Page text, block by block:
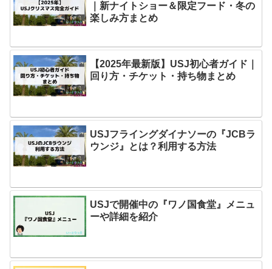
｜新ナイトショー＆限定フード・冬の
楽しみ方まとめ
【2025年最新版】USJ初心者ガイド｜
回り方・チケット・持ち物まとめ
USJフライングダイナソーの『JCBラ
ウンジ』とは？利用する方法
USJで開催中の『ワノ国食堂』メニュ
ーや詳細を紹介